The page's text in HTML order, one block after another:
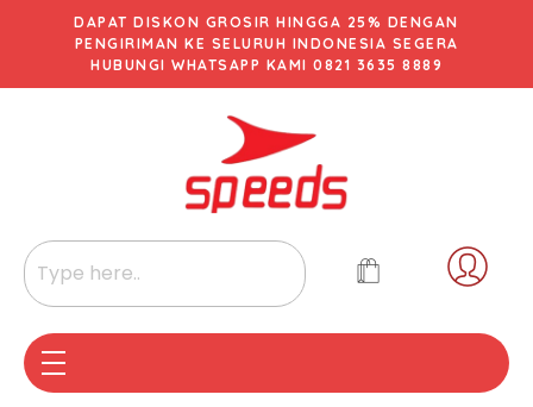
DAPAT DISKON GROSIR HINGGA 25% DENGAN
PENGIRIMAN KE SELURUH INDONESIA SEGERA
HUBUNGI WHATSAPP KAMI 0821 3635 8889